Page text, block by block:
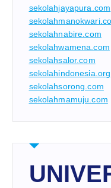
sekolahjayapura.com
sekolahnabire.com
sekolahwamena.com
sekolahsalor.com
sekolahindonesia.org
sekolahsorong.com
sekolahmamuju.com